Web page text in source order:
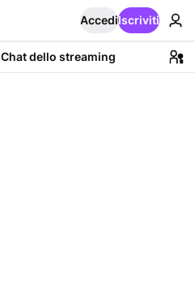
AccediIscriviti
Chat dello streaming